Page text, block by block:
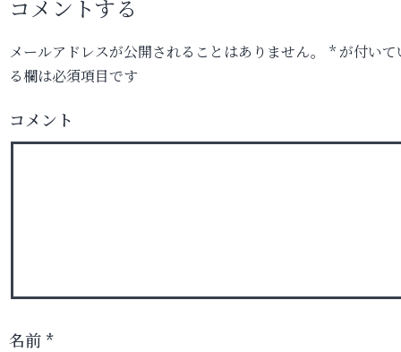
コメントする
メールアドレスが公開されることはありません。 *が付いて
る欄は必須項目です
コメント
名前 *